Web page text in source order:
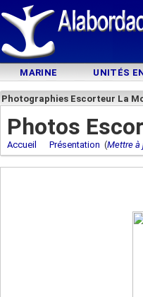
MARINE UNITÉS
Photographies Escorteur La
Photos
Accueil Présentation (Mettre à